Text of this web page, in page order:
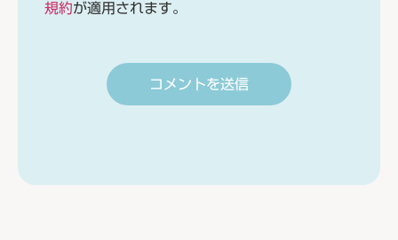
規約が適用されます。